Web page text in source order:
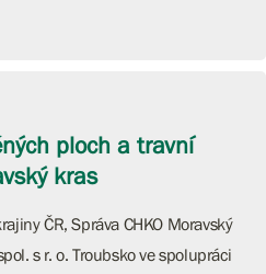
ploch a travní
kras
ČR, Správa CHKO Moravský
s r. o. Troubsko ve spolupráci